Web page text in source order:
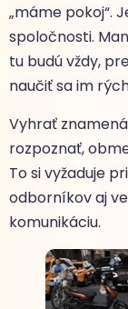
„máme pokoj“.
spoločnosti.
tu budú vždy,
naučiť sa im
Vyhrať
rozpoznať,
To si vyžaduje
odborníkov aj
komunikáciu.